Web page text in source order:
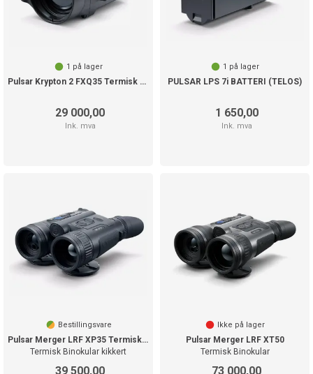
1 på lager
Pulsar Krypton 2 FXQ35 Termisk Kikkert
29 000,00
Ink. mva
1 på lager
PULSAR LPS 7i BATTERI (TELOS)
1 650,00
Ink. mva
Bestillingsvare
Pulsar Merger LRF XP35 Termisk Binokular
Termisk Binokular kikkert
39 500,00
Ikke på lager
Pulsar Merger LRF XT50
Termisk Binokular
73 000,00